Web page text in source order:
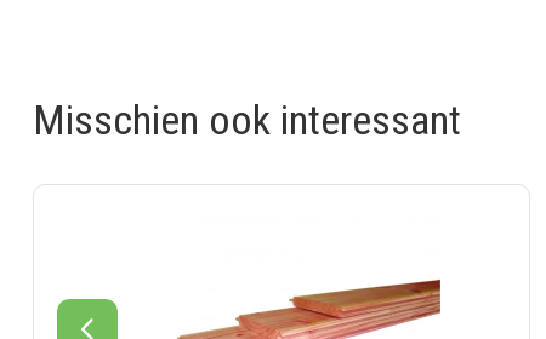
Misschien ook interessant